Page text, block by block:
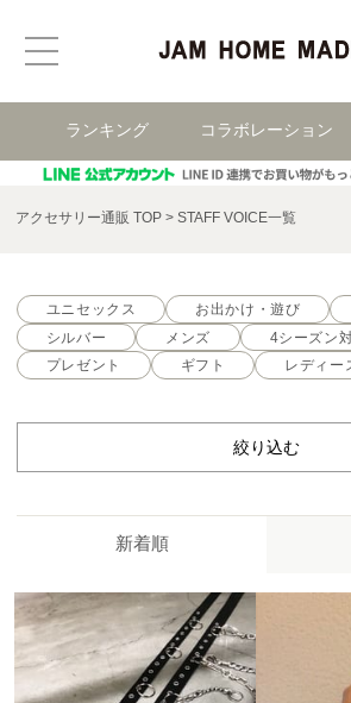
ランキング コラボレーション
アクセサリー通販 TOP STAFF VOICE一覧
ユニセックス お出かけ・遊び
シルバー
メンズ
4シーズン
プレゼント
ギフト レディー
絞り込む
新着順